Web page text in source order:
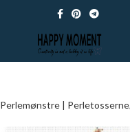
Perlemønstre | Perletosserne